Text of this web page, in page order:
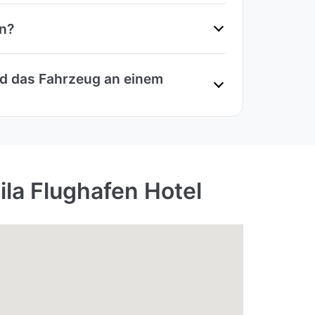
das Fahrzeug an einem
Flughafen Hotel